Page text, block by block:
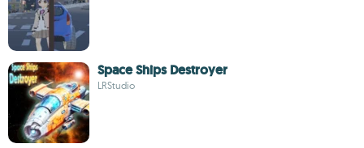
Space Ships Destroyer
LRStudio